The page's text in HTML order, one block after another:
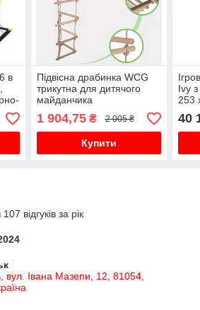
в
Підвісна драбинка WCG
трикутна для дитячого
майданчика
1 904,75₴ 2 005 ₴
Купити
Ivy
253
40
відгуків за рік
вул. Івана Мазепи, 12, 81054,